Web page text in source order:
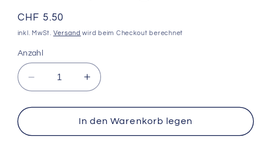
Normaler
Preis
CHF 5.50
inkl. MwSt. Versand wird beim Checkout berechnet
Anzahl
Verringere
die
Menge
Kambly
Erhöhe
die
Menge
für
Kambly
In den Warenkorb legen